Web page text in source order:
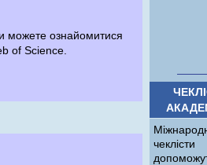
можете ознайомитися
of Science.